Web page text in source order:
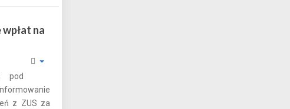
na
pod
z ZUS za